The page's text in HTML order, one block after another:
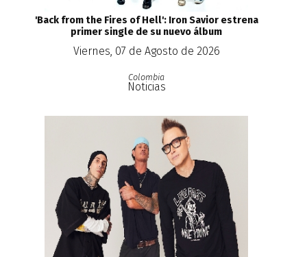
'Back from the Fires of Hell': Iron Savior estrena
primer single de su nuevo álbum
Viernes, 07 de Agosto de 2026
Colombia
Noticias